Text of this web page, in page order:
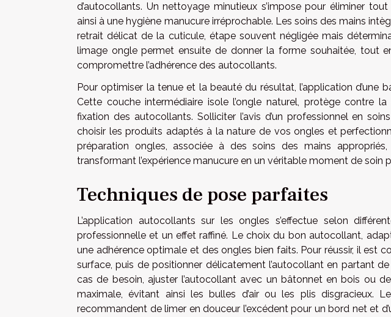
d’autocollants. Un nettoyage minutieux s’impose pour éliminer
ainsi à une hygiène manucure irréprochable. Les soins des mains
retrait délicat de la cuticule, étape souvent négligée mais
limage ongle permet ensuite de donner la forme souhaitée, tout
compromettre l’adhérence des autocollants.
Pour optimiser la tenue et la beauté du résultat, l’application d’une
Cette couche intermédiaire isole l’ongle naturel, protège contre
fixation des autocollants. Solliciter l’avis d’un professionnel en
choisir les produits adaptés à la nature de vos ongles et
préparation ongles, associée à des soins des mains
transformant l’expérience manucure en un véritable moment de soin
Techniques de pose parfaites
L’application autocollants sur les ongles s’effectue selon
professionnelle et un effet raffiné. Le choix du bon autocollant,
une adhérence optimale et des ongles bien faits. Pour réussir, il est
surface, puis de positionner délicatement l’autocollant en partant
cas de besoin, ajuster l’autocollant avec un bâtonnet en bois ou
maximale, évitant ainsi les bulles d’air ou les plis disgracieux.
recommandent de limer en douceur l’excédent pour un bord net et